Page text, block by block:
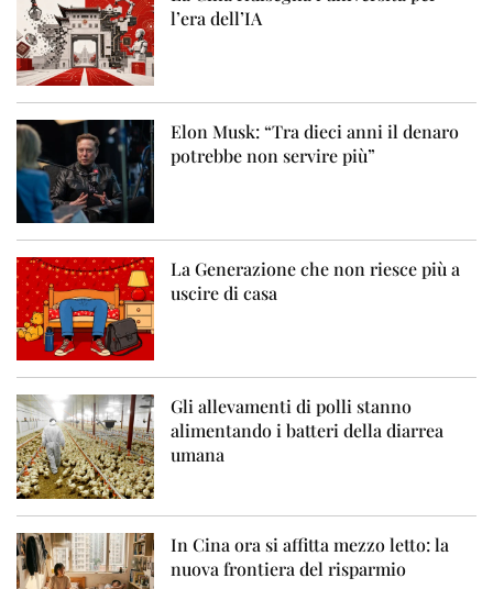
l’era dell’IA
Elon Musk: “Tra dieci anni il denaro
potrebbe non servire più”
La Generazione che non riesce più a
uscire di casa
Gli allevamenti di polli stanno
alimentando i batteri della diarrea
umana
In Cina ora si affitta mezzo letto: la
nuova frontiera del risparmio